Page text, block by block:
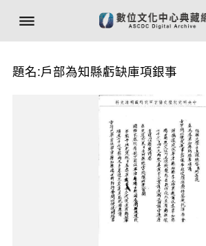
題名:戶部為知縣虧缺庫項銀事